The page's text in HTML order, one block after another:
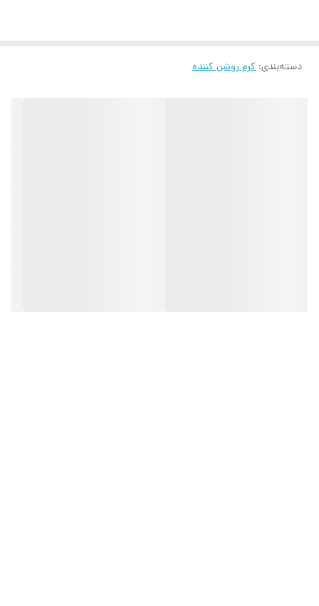
دسته‌بندی: کرم روشن کننده